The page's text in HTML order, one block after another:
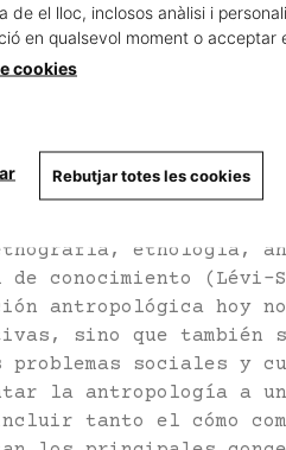
de sus obras es
el programa de
etnología,
de conocimiento (Lévi-
antropológica hoy
sino que también
sociales y
la antropología a
tanto el cómo
de el lloc, inclosos anàlisi i
en qualsevol moment o acceptar
cookies
Rebutjar totes les cookies